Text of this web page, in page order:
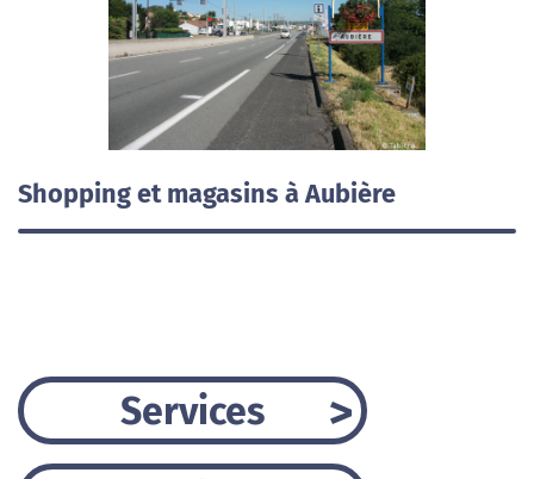
Shopping et magasins à Aubière
Services